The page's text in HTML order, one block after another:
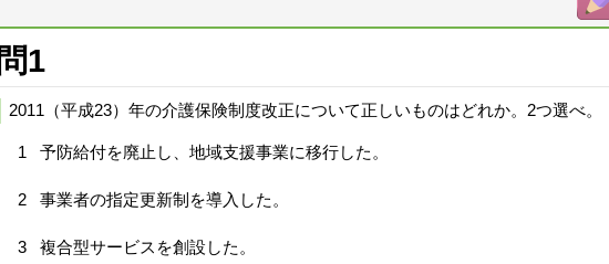
問1
2011（平成23）年の介護保険制度改正について正しいものはどれか。2つ選べ。
1 予防給付を廃止し、地域支援事業に移行した。
2 事業者の指定更新制を導入した。
3 複合型サービスを創設した。